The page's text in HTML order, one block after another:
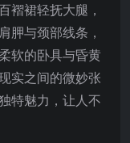
褶裙轻抚大腿，
胛与颈部线条，
软的卧具与昏黄
实之间的微妙张
特魅力，让人不